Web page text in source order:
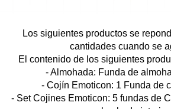
Los siguientes productos se
cantidades cuando se
El contenido de los siguientes
- Almohada: Funda de
- Cojín Emoticon: 1 Funda de
- Set Cojines Emoticon: 5 fundas de